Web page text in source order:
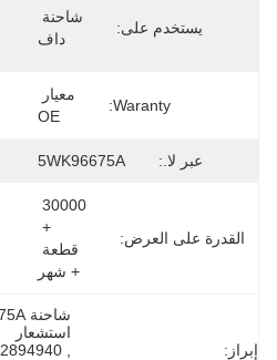
يستخدم على:
داف
Waranty:
OE
عبر لا.: 5WK96675A
القدرة على العرض:
+ شهر
إبراز:
استشعار
, 2894940 OE وحدة انبعاثات قياسية